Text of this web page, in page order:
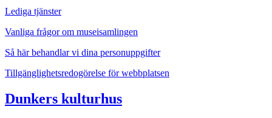
Lediga tjänster
Vanliga frågor om museisamlingen
Så här behandlar vi dina personuppgifter
Tillgänglighetsredogörelse för webbplatsen
Dunkers kulturhus